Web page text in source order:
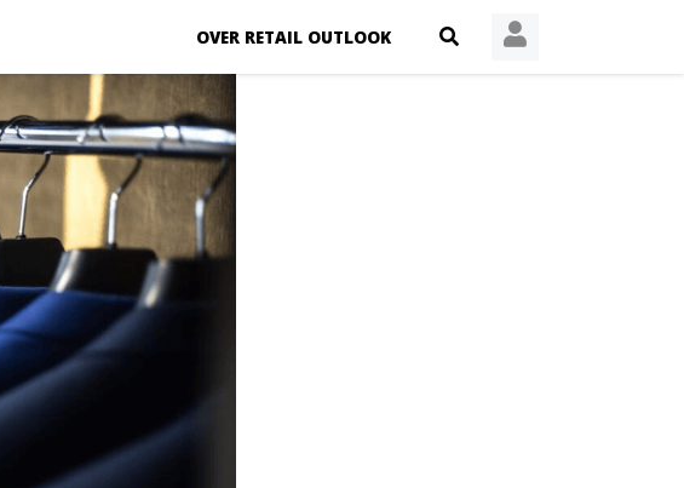
OVER RETAIL OUTLOOK